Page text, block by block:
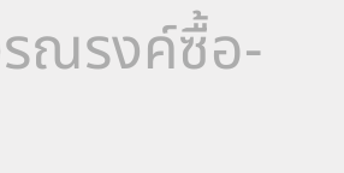
ณรงค์ซื้อ-